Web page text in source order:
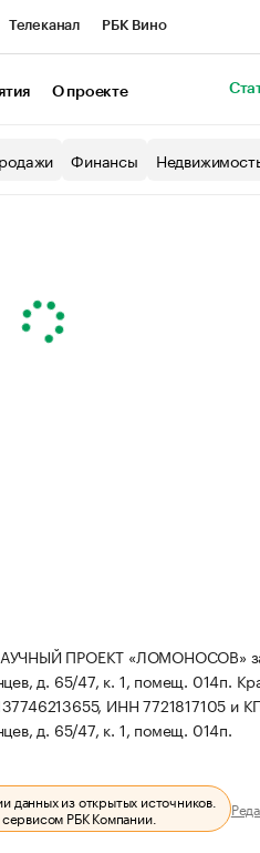
Телеканал РБК Вино
Бизнес
О проекте
Финансы
ПРОЕКТ «ЛОМОНОСОВ»
д. 65/47, к. 1, помещ. 014п.
ИНН 7721817105 и
д. 65/47, к. 1, помещ. 014п.
данных из открытых источников.
РБК Компании.